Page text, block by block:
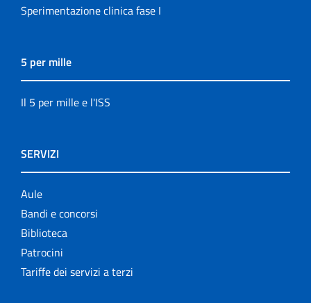
Sperimentazione clinica fase I
5 per mille
Il 5 per mille e l'ISS
SERVIZI
Aule
Bandi e concorsi
Biblioteca
Patrocini
Tariffe dei servizi a terzi